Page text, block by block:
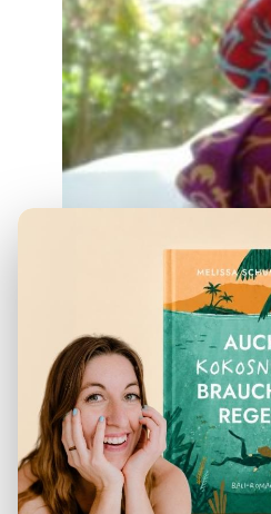
Ein Sarong ist eins der
kann…
9. Insel Packliste: Ein